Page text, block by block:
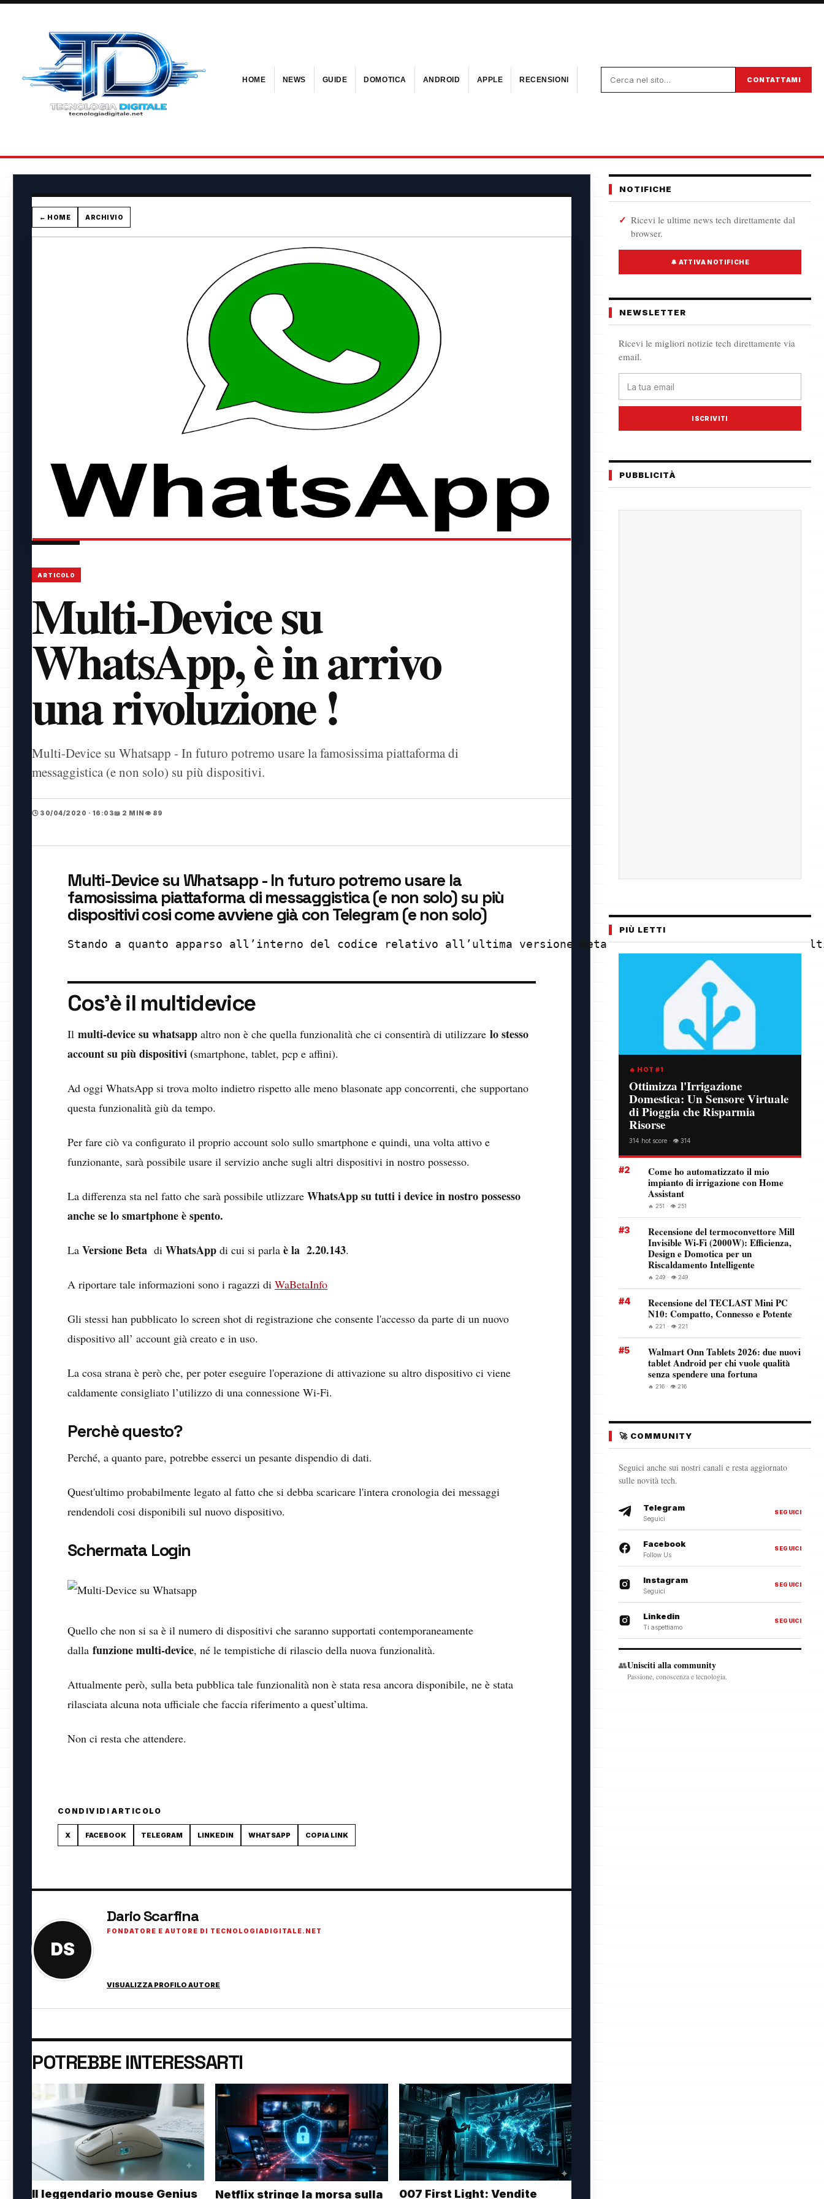
CONTATTAMI
HOME NEWS GUIDE DOMOTICA ANDROID APPLE RECENSIONI
← HOME ARCHIVIO
ARTICOLO
Multi-Device su
WhatsApp, è in arrivo
una rivoluzione !
Multi-Device su Whatsapp - In futuro potremo usare la famosissima piattaforma di
messaggistica (e non solo) su più dispositivi.
🕒 30/04/2020 · 16:03📖 2 MIN 👁️ 89
Multi-Device su Whatsapp - In futuro potremo usare la
famosissima piattaforma di messaggistica (e non solo) su più
dispositivi cosi come avviene già con Telegram (e non solo)
Stando a quanto apparso all’interno del codice relativo all’ultima versione Beta, sembra che il supporto al
Cos’è il multidevice
Il multi-device su whatsapp altro non è che quella funzionalità che ci consentirà di utilizzare lo stesso
account su più dispositivi (smartphone, tablet, pcp e affini).
Ad oggi WhatsApp si trova molto indietro rispetto alle meno blasonate app concorrenti, che supportano
questa funzionalità giù da tempo.
Per fare ciò va configurato il proprio account solo sullo smartphone e quindi, una volta attivo e
funzionante, sarà possibile usare il servizio anche sugli altri dispositivi in nostro possesso.
La differenza sta nel fatto che sarà possibile utlizzare WhatsApp su tutti i device in nostro possesso
anche se lo smartphone è spento.
La Versione Beta di WhatsApp di cui si parla è la 2.20.143.
A riportare tale informazioni sono i ragazzi di WaBetaInfo
Gli stessi han pubblicato lo screen shot di registrazione che consente l'accesso da parte di un nuovo
dispositivo all’ account già creato e in uso.
La cosa strana è però che, per poter eseguire l'operazione di attivazione su altro dispositivo ci viene
caldamente consigliato l’utilizzo di una connessione Wi-Fi.
Perchè questo?
Perché, a quanto pare, potrebbe esserci un pesante dispendio di dati.
Quest'ultimo probabilmente legato al fatto che si debba scaricare l'intera cronologia dei messaggi
rendendoli cosi disponibili sul nuovo dispositivo.
Schermata Login
Quello che non si sa è il numero di dispositivi che saranno supportati contemporaneamente
dalla funzione multi-device, né le tempistiche di rilascio della nuova funzionalità.
Attualmente però, sulla beta pubblica tale funzionalità non è stata resa ancora disponibile, ne è stata
rilasciata alcuna nota ufficiale che faccia riferimento a quest’ultima.
Non ci resta che attendere.
CONDIVIDI ARTICOLO
X FACEBOOK TELEGRAM LINKEDIN WHATSAPP COPIA LINK
DS
Dario Scarfina
FONDATORE E AUTORE DI TECNOLOGIADIGITALE.NET
VISUALIZZA PROFILO AUTORE
POTREBBE INTERESSARTI
Il leggendario mouse Genius
Netflix stringe la morsa sulla
007 First Light: Vendite
NOTIFICHE
Ricevi le ultime news tech direttamente dal
browser.
🔔 ATTIVA NOTIFICHE
NEWSLETTER
Ricevi le migliori notizie tech direttamente via
email.
ISCRIVITI
PUBBLICITÀ
PIÙ LETTI
🔥 HOT #1
Ottimizza l'Irrigazione
Domestica: Un Sensore Virtuale
di Pioggia che Risparmia
Risorse
314 hot score · 👁️ 314
#2
Come ho automatizzato il mio
impianto di irrigazione con Home
Assistant
🔥 251 · 👁️ 251
#3
Recensione del termoconvettore Mill
Invisible Wi-Fi (2000W): Efficienza,
Design e Domotica per un
Riscaldamento Intelligente
🔥 249 · 👁️ 249
#4
Recensione del TECLAST Mini PC
N10: Compatto, Connesso e Potente
🔥 221 · 👁️ 221
#5
Walmart Onn Tablets 2026: due nuovi
tablet Android per chi vuole qualità
senza spendere una fortuna
🔥 216 · 👁️ 216
🚀 COMMUNITY
Seguici anche sui nostri canali e resta aggiornato
sulle novità tech.
Telegram
Seguici
SEGUICI
Facebook
Follow Us
SEGUICI
Instagram
Seguici
SEGUICI
Linkedin
Ti aspettiamo
SEGUICI
👥Unisciti alla community
Passione, conoscenza e tecnologia.